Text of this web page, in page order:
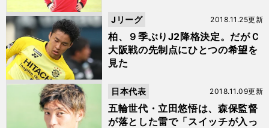
柏、９季ぶりJ2降格決定。だがＣ
大阪戦の先制点にひとつの希望を
見た
2018.11.25更新
Jリーグ
五輪世代・立田悠悟は、森保監督
が落とした雷で「スイッチが入っ
2018.11.09更新
日本代表